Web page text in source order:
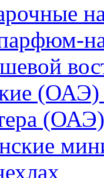
(ОАЭ)
(ОАЭ)